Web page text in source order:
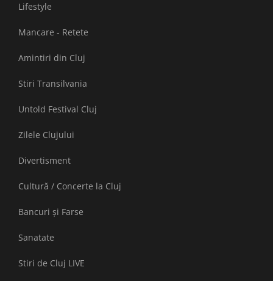
Lifestyle
Mancare - Retete
Amintiri din Cluj
Stiri Transilvania
Untold Festival Cluj
Zilele Clujului
Divertisment
Cultură / Concerte la Cluj
Bancuri și Farse
Sanatate
Stiri de Cluj LIVE